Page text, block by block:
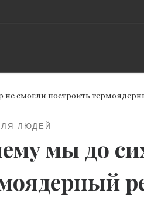
не смогли построить
ЛЮДЕЙ
мы до